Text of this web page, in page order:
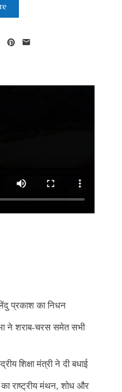
प्रकाश का निधन
ने शराब-चरस समेत सभी
शिक्षा मंत्री ने दी बधाई
राष्ट्रीय मंथन, शोध और